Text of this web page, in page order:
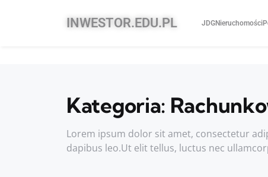
INWESTOR.EDU.PL JDGNieruchomości
Kategoria:
Lorem ipsum dolor sit amet, consectetur
dapibus leo.Ut elit tellus, luctus nec